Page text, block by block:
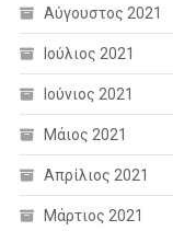
Αύγουστος 2021
Ιούλιος 2021
Ιούνιος 2021
Μάιος 2021
Απρίλιος 2021
Μάρτιος 2021